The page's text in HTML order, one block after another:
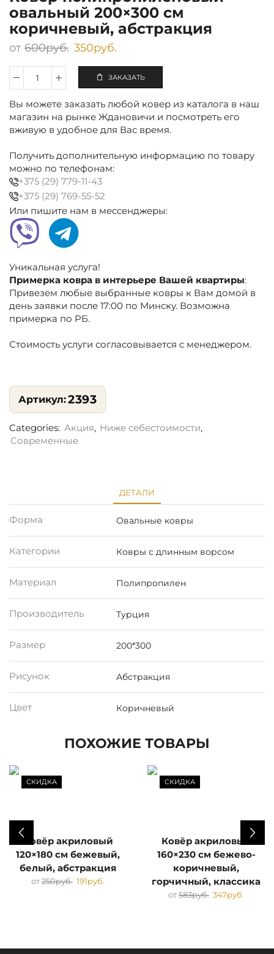
овальный 200×300 см
коричневый, абстракция
от 600руб. 350руб.
Количество
полипропиленовый
овальный
200×300
абстракция
ЗАКАЗАТЬ
Вы можете заказать любой ковер из каталога в наш
магазин на рынке Ждановичи и посмотреть его
вживую в удобное для Вас время.
Получить дополнительную информацию по товару
можно по телефонам:
+375 (29) 779-11-43
+375 (29) 769-55-52
Или пишите нам в мессенджеры:
Уникальная услуга!
Примерка ковра в интерьере Вашей квартиры:
Привезем любые выбранные ковры к Вам домой в
день заявки после 17:00 по Минску. Возможна
примерка по РБ.
Стоимость услуги согласовывается с менеджером.
2393
Categories: Акция, Ниже себестоимости,
Современные
ДЕТАЛИ
Форма Овальные ковры
Категории Ковры с длинным ворсом
Материал Полипропилен
Производитель Турция
Размер 200*300
Рисунок Абстракция
Цвет Коричневый
ПОХОЖИЕ ТОВАРЫ
СКИДКА
Ковёр акриловый
120×180 см бежевый,
белый, абстракция
от250руб. 191руб.
СКИДКА
Ковёр акриловый
160×230 см бежево-
коричневый,
горчичный, классика
от583руб. 347руб.